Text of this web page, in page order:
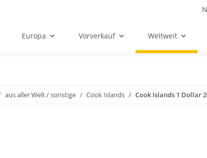
Europa Vorverkauf Weltweit
aus aller Welt / sonstige Cook Islands Cook Islands 1 Dollar